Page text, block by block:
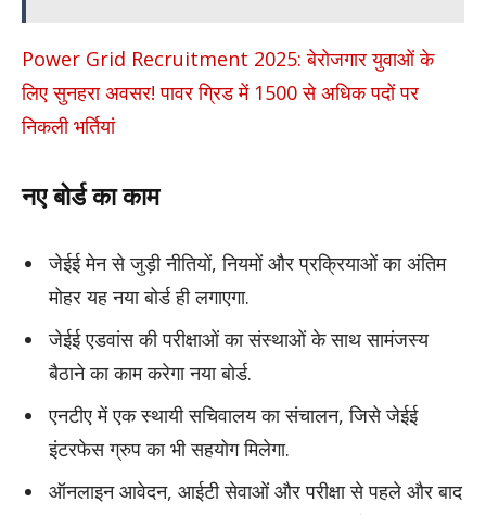
Power Grid Recruitment 2025: बेरोजगार युवाओं के
लिए सुनहरा अवसर! पावर ग्रिड में 1500 से अधिक पदों पर
निकली भर्तियां
नए बोर्ड का काम
जेईई मेन से जुड़ी नीतियों, नियमों और प्रक्रियाओं का अंतिम
मोहर यह नया बोर्ड ही लगाएगा.
जेईई एडवांस की परीक्षाओं का संस्थाओं के साथ सामंजस्य
बैठाने का काम करेगा नया बोर्ड.
एनटीए में एक स्थायी सचिवालय का संचालन, जिसे जेईई
इंटरफेस ग्रुप का भी सहयोग मिलेगा.
ऑनलाइन आवेदन, आईटी सेवाओं और परीक्षा से पहले और बाद